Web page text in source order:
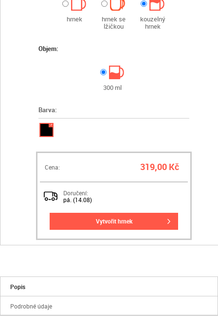
hrnek
hrnek se
lžičkou
kouzelný
hrnek
Objem:
300 ml
Barva:
✓
Cena: 319,00 Kč
Doručení:
pá. (14.08)
vytvořit hrnek
Popis
Podrobné údaje